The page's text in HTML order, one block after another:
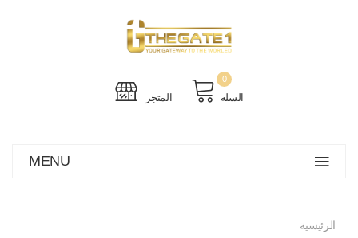
المتجر السلة
0
MENU
الرئيسية